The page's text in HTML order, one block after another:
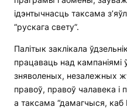
ідэнтычнасць таксама
“рускага свету”.
Палітык заклікала
працаваць над
зняволеных, незалежных
правоў, правоў чалавека і
а таксама “дамагчыся,